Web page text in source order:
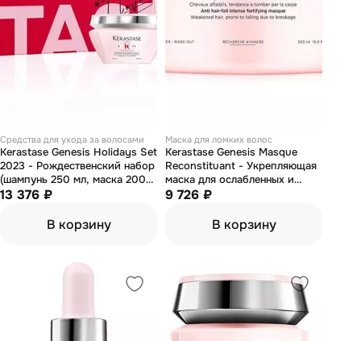
Средства для ухода за волосами
Kerastase Genesis Holidays Set
2023 - Рождественский набор
(шампунь 250 мл, маска 200
мл, флюид 150 мл)
13 376 ₽
В корзину
Маска для ломких волос
Kerastase Genesis Masque
Reconstituant - Укрепляющая
маска для ослабленных и
склонных к выпадению волос
9 726 ₽
В корзину